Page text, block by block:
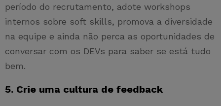
período do recrutamento, adote workshops
internos sobre soft skills, promova a diversidade
na equipe e ainda não perca as oportunidades de
conversar com os DEVs para saber se está tudo
bem.
5. Crie uma cultura de feedback